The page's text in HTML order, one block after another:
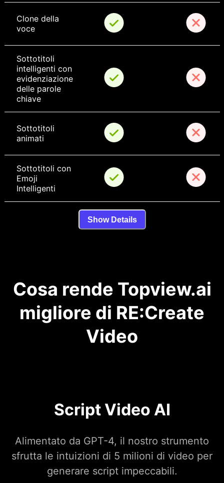
Clone della
voce
Sottotitoli
intelligenti con
evidenziazione
delle parole
chiave
Sottotitoli
animati
Sottotitoli con
Emoji
Intelligenti
Show Details
Cosa rende Topview.ai
migliore di RE:Create
Video
Script Video AI
Alimentato da GPT-4, il nostro strumento
sfrutta le intuizioni di 5 milioni di video per
generare script impeccabili.